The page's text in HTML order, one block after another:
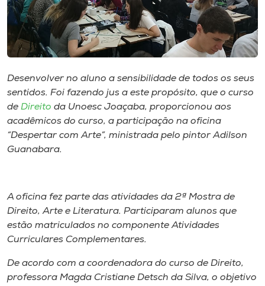
Biblioteca
Editora
Rádio
Museu
Unoesc
o idioma
A+
Desenvolver no aluno a sensibilidade de todos os seus
sentidos. Foi fazendo jus a este propósito, que o curso
de Direito da Unoesc Joaçaba, proporcionou aos
acadêmicos do curso, a participação na oficina
“Despertar com Arte”, ministrada pelo pintor Adilson
Guanabara.
A oficina fez parte das atividades da 2ª Mostra de
Direito, Arte e Literatura. Participaram alunos que
estão matriculados no componente Atividades
Curriculares Complementares.
De acordo com a coordenadora do curso de Direito,
professora Magda Cristiane Detsch da Silva, o objetivo